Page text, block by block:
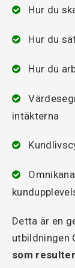
Hur du
Hur du
Hur du
intäkterna
Detta är en
utbildningen
som